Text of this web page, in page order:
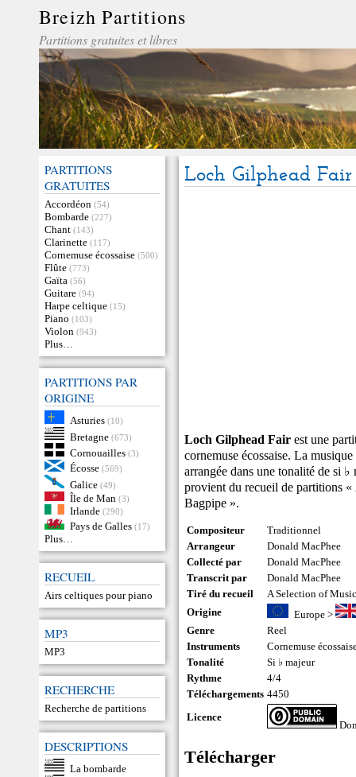
Breizh Partitions
Partitions gratuites et libres
PARTITIONS
GRATUITES
Accordéon (54)
Bombarde (227)
Chant (143)
Clarinette (117)
Cornemuse écossaise (500)
Flûte (773)
Gaïta (56)
Guitare (94)
Harpe celtique (15)
Piano (103)
Violon (943)
Plus…
PARTITIONS PAR
ORIGINE
Asturies (10)
Bretagne (673)
Cornouailles (3)
Écosse (569)
Galice (49)
Île de Man (3)
Irlande (290)
Pays de Galles (17)
Plus…
RECUEIL
Airs celtiques pour piano
MP3
MP3
RECHERCHE
Recherche de partitions
DESCRIPTIONS
La bombarde
Loch Gilphead Fair
Loch Gilphead Fair est une
cornemuse écossaise. La
arrangée dans une tonalité de si
provient du recueil de partitions
Bagpipe ».
Compositeur
Traditionnel
Arrangeur
Donald MacPhee
Collecté par
Donald MacPhee
Transcrit par
Donald MacPhee
Tiré du recueil
A Selection of
Origine
Europe>
Genre
Reel
Instruments
Cornemuse
Tonalité
Si ♭ majeur
Rythme
4/4
Téléchargements 4450
Licence
Télécharger